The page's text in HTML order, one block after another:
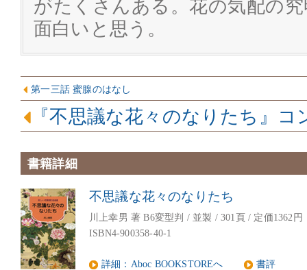
がたくさんある。花の気配の
面白いと思う。
第一三話 蜜腺のはなし
『不思議な花々のなりたち』コ
書籍詳細
不思議な花々のなりたち
川上幸男 著 B6変型判 / 並製 / 301頁 / 定価1362円
ISBN4-900358-40-1
詳細：Aboc BOOKSTOREへ 書評